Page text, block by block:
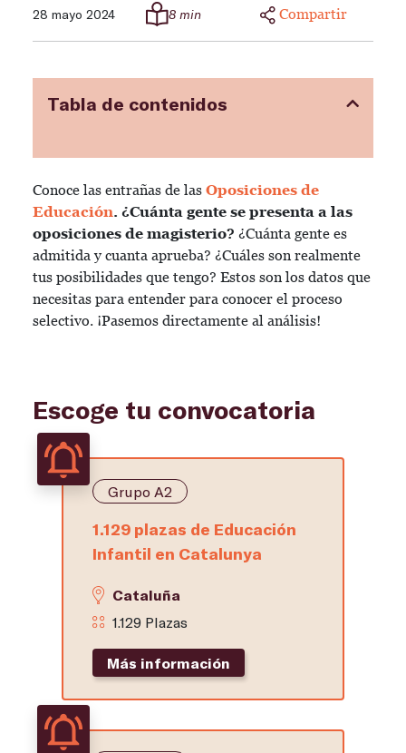
28 mayo 2024 8 min Compartir
Tabla de contenidos
Conoce las entrañas de las Oposiciones de
Educación. ¿Cuánta gente se presenta a las
oposiciones de magisterio? ¿Cuánta gente es
admitida y cuanta aprueba? ¿Cuáles son realmente
tus posibilidades que tengo? Estos son los datos que
necesitas para entender para conocer el proceso
selectivo. ¡Pasemos directamente al análisis!
Escoge tu convocatoria
Grupo A2
1.129 plazas de Educación
Infantil en Catalunya
Cataluña
1.129 Plazas
Más información